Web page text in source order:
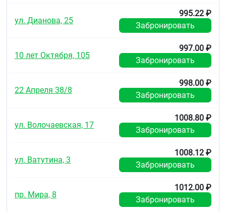
ул. Дианова, 25
995.22 ₽
Забронировать
10 лет Октября, 105
997.00 ₽
Забронировать
22 Апреля 38/8
998.00 ₽
Забронировать
ул. Волочаевская, 17
1008.80 ₽
Забронировать
ул. Ватутина, 3
1008.12 ₽
Забронировать
пр. Мира, 8
1012.00 ₽
Забронировать